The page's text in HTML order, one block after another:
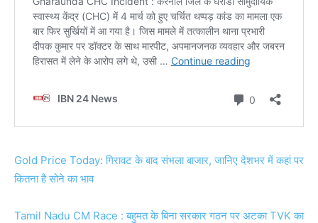
Gold Price Today: गिरावट के बाद संभला बाजार, जानिए देशभर में कहां पर
कितना है सोने का भाव
Tamil Nadu CM Race : बहुमत के बिना सरकार गठन पर अटका TVK का